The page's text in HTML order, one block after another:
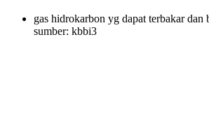
gas hidrokarbon yg dapat terbakar
sumber: kbbi3